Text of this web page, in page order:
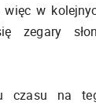
więc w
zegary
czasu na